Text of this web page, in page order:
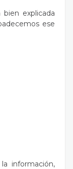
bien explicada
ese
información,